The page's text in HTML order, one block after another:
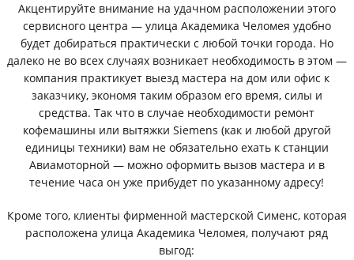
Акцентируйте внимание на удачном расположении этого
сервисного центра — улица Академика Челомея удобно
будет добираться практически с любой точки города. Но
далеко не во всех случаях возникает необходимость в этом —
компания практикует выезд мастера на дом или офис к
заказчику, экономя таким образом его время, силы и
средства. Так что в случае необходимости ремонт
кофемашины или вытяжки Siemens (как и любой другой
единицы техники) вам не обязательно ехать к станции
Авиамоторной — можно оформить вызов мастера и в
течение часа он уже прибудет по указанному адресу!
Кроме того, клиенты фирменной мастерской Сименс, которая
расположена улица Академика Челомея, получают ряд
выгод: